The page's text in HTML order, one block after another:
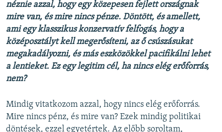
néznie azzal, hogy egy közepesen fejlett országnak
mire van, és mire nincs pénze. Döntött, és amellett,
ami egy klasszikus konzervatív felfogás, hogy a
középosztályt kell megerősíteni, az ő csúszásukat
megakadályozni, és más eszközökkel pacifikálni lehet
a lentieket. Ez egy legitim cél, ha nincs elég erőforrás,
nem?
Mindig vitatkozom azzal, hogy nincs elég erőforrás.
Mire nincs pénz, és mire van? Ezek mindig politikai
döntések, ezzel egyetértek. Az előbb soroltam,